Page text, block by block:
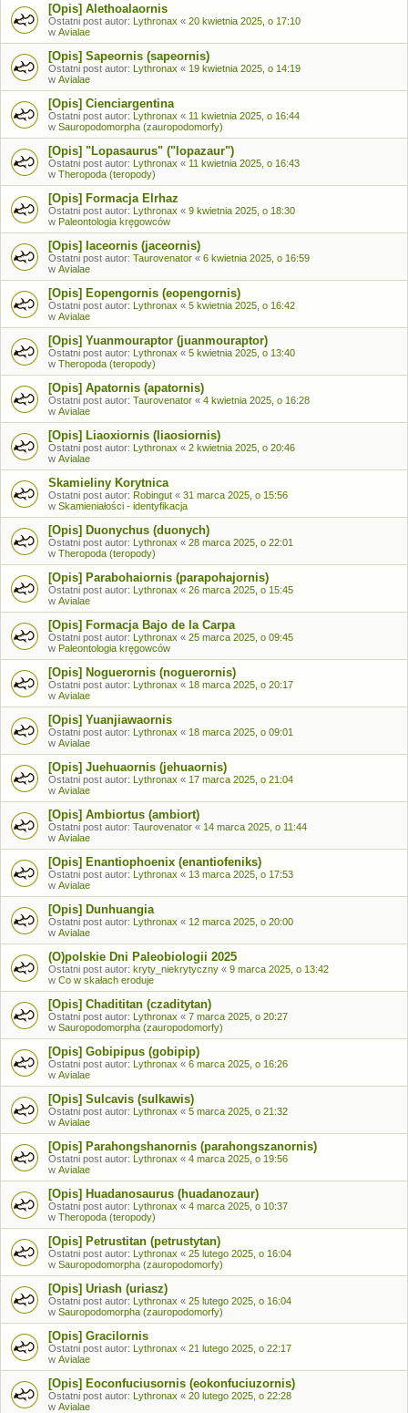
[Opis] Alethoalaornis
Ostatni post autor: Lythronax « 20 kwietnia 2025, o 17:10
w Avialae
[Opis] Sapeornis (sapeornis)
Ostatni post autor: Lythronax « 19 kwietnia 2025, o 14:19
w Avialae
[Opis] Cienciargentina
Ostatni post autor: Lythronax « 11 kwietnia 2025, o 16:44
w Sauropodomorpha (zauropodomorfy)
[Opis] "Lopasaurus" ("lopazaur")
Ostatni post autor: Lythronax « 11 kwietnia 2025, o 16:43
w Theropoda (teropody)
[Opis] Formacja Elrhaz
Ostatni post autor: Lythronax « 9 kwietnia 2025, o 18:30
w Paleontologia kręgowców
[Opis] Iaceornis (jaceornis)
Ostatni post autor: Taurovenator « 6 kwietnia 2025, o 16:59
w Avialae
[Opis] Eopengornis (eopengornis)
Ostatni post autor: Lythronax « 5 kwietnia 2025, o 16:42
w Avialae
[Opis] Yuanmouraptor (juanmouraptor)
Ostatni post autor: Lythronax « 5 kwietnia 2025, o 13:40
w Theropoda (teropody)
[Opis] Apatornis (apatornis)
Ostatni post autor: Taurovenator « 4 kwietnia 2025, o 16:28
w Avialae
[Opis] Liaoxiornis (liaosiornis)
Ostatni post autor: Lythronax « 2 kwietnia 2025, o 20:46
w Avialae
Skamieliny Korytnica
Ostatni post autor: Robingut « 31 marca 2025, o 15:56
w Skamieniałości - identyfikacja
[Opis] Duonychus (duonych)
Ostatni post autor: Lythronax « 28 marca 2025, o 22:01
w Theropoda (teropody)
[Opis] Parabohaiornis (parapohajornis)
Ostatni post autor: Lythronax « 26 marca 2025, o 15:45
w Avialae
[Opis] Formacja Bajo de la Carpa
Ostatni post autor: Lythronax « 25 marca 2025, o 09:45
w Paleontologia kręgowców
[Opis] Noguerornis (noguerornis)
Ostatni post autor: Lythronax « 18 marca 2025, o 20:17
w Avialae
[Opis] Yuanjiawaornis
Ostatni post autor: Lythronax « 18 marca 2025, o 09:01
w Avialae
[Opis] Juehuaornis (jehuaornis)
Ostatni post autor: Lythronax « 17 marca 2025, o 21:04
w Avialae
[Opis] Ambiortus (ambiort)
Ostatni post autor: Taurovenator « 14 marca 2025, o 11:44
w Avialae
[Opis] Enantiophoenix (enantiofeniks)
Ostatni post autor: Lythronax « 13 marca 2025, o 17:53
w Avialae
[Opis] Dunhuangia
Ostatni post autor: Lythronax « 12 marca 2025, o 20:00
w Avialae
(O)polskie Dni Paleobiologii 2025
Ostatni post autor: kryty_niekrytyczny « 9 marca 2025, o 13:42
w Co w skałach eroduje
[Opis] Chadititan (czaditytan)
Ostatni post autor: Lythronax « 7 marca 2025, o 20:27
w Sauropodomorpha (zauropodomorfy)
[Opis] Gobipipus (gobipip)
Ostatni post autor: Lythronax « 6 marca 2025, o 16:26
w Avialae
[Opis] Sulcavis (sulkawis)
Ostatni post autor: Lythronax « 5 marca 2025, o 21:32
w Avialae
[Opis] Parahongshanornis (parahongszanornis)
Ostatni post autor: Lythronax « 4 marca 2025, o 19:56
w Avialae
[Opis] Huadanosaurus (huadanozaur)
Ostatni post autor: Lythronax « 4 marca 2025, o 10:37
w Theropoda (teropody)
[Opis] Petrustitan (petrustytan)
Ostatni post autor: Lythronax « 25 lutego 2025, o 16:04
w Sauropodomorpha (zauropodomorfy)
[Opis] Uriash (uriasz)
Ostatni post autor: Lythronax « 25 lutego 2025, o 16:04
w Sauropodomorpha (zauropodomorfy)
[Opis] Gracilornis
Ostatni post autor: Lythronax « 21 lutego 2025, o 22:17
w Avialae
[Opis] Eoconfuciusornis (eokonfuciuzornis)
Ostatni post autor: Lythronax « 20 lutego 2025, o 22:28
w Avialae